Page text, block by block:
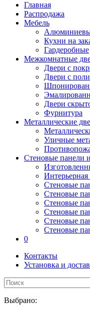
Главная
Распродажа
Мебель
Кухни на
Гардеробные
Межкомнатные
Двери с
Двери с
Двери
Фурнитура
Металлические
Уличные
Стеновые панели
Интерьерная
Стеновые
Стеновые
Стеновые
Стеновые
Стеновые
Стеновые
0
Контакты
Установка и
Выбрано: